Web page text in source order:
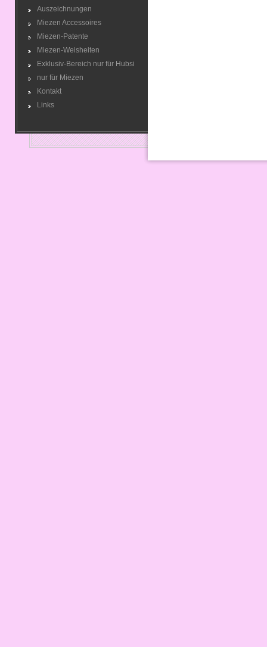
Auszeichnungen
Miezen Accessoires
Miezen-Patente
Miezen-Weisheiten
Exklusiv-Bereich nur für Hubsi
nur für Miezen
Kontakt
Links